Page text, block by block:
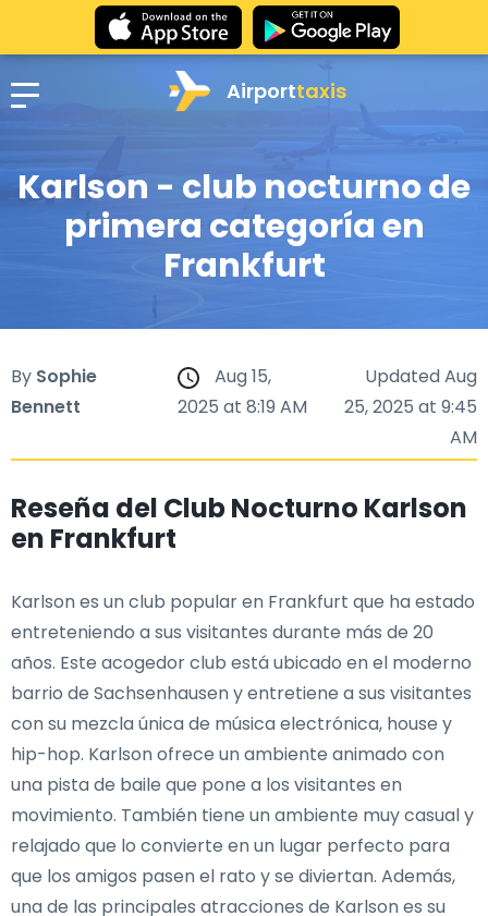
Airporttaxis
Karlson - club nocturno de
primera categoría en
Frankfurt
By Sophie
Bennett
Aug 15,
2025 at 8:19 AM
Updated Aug
25, 2025 at 9:45
AM
Reseña del Club Nocturno Karlson
en Frankfurt
Karlson es un club popular en Frankfurt que ha estado
entreteniendo a sus visitantes durante más de 20
años. Este acogedor club está ubicado en el moderno
barrio de Sachsenhausen y entretiene a sus visitantes
con su mezcla única de música electrónica, house y
hip-hop. Karlson ofrece un ambiente animado con
una pista de baile que pone a los visitantes en
movimiento. También tiene un ambiente muy casual y
relajado que lo convierte en un lugar perfecto para
que los amigos pasen el rato y se diviertan. Además,
una de las principales atracciones de Karlson es su